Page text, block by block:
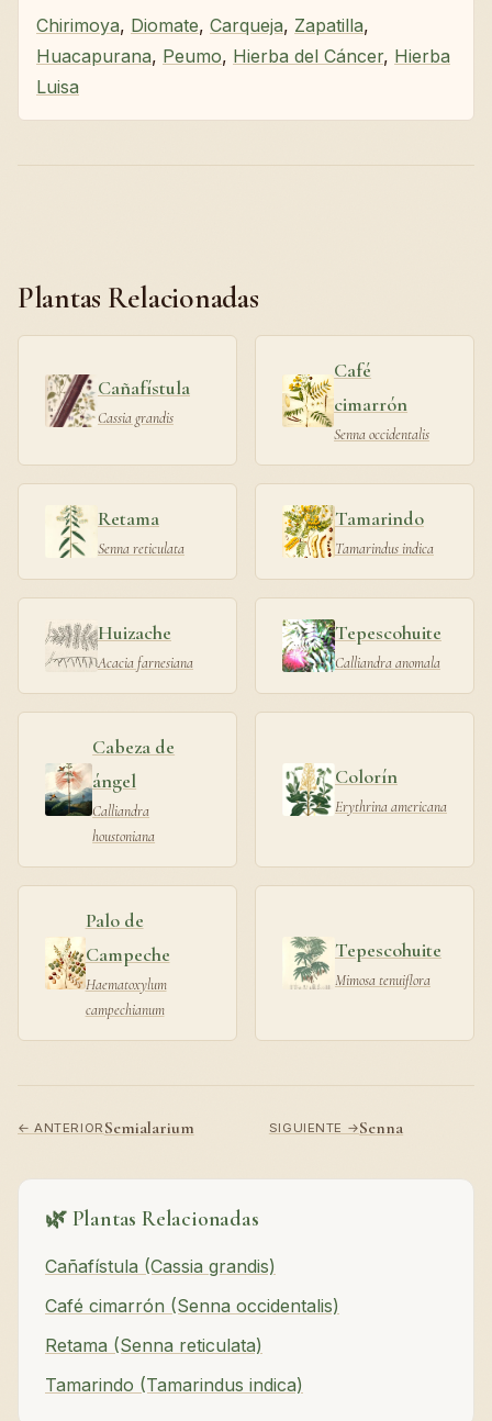
Chirimoya, Diomate, Carqueja, Zapatilla,
Huacapurana, Peumo, Hierba del Cáncer, Hierba
Luisa
Plantas Relacionadas
Cañafístula
Cassia grandis
Café
cimarrón
Senna occidentalis
Retama
Senna reticulata
Tamarindo
Tamarindus indica
Huizache
Acacia farnesiana
Tepescohuite
Calliandra anomala
Cabeza de
ángel
Calliandra
houstoniana
Colorín
Erythrina americana
Palo de
Campeche
Haematoxylum
campechianum
Tepescohuite
Mimosa tenuiflora
← ANTERIORSemialarium SIGUIENTE →Senna
🌿 Plantas Relacionadas
Cañafístula (Cassia grandis)
Café cimarrón (Senna occidentalis)
Retama (Senna reticulata)
Tamarindo (Tamarindus indica)